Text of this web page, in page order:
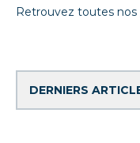
Retrouvez toutes nos